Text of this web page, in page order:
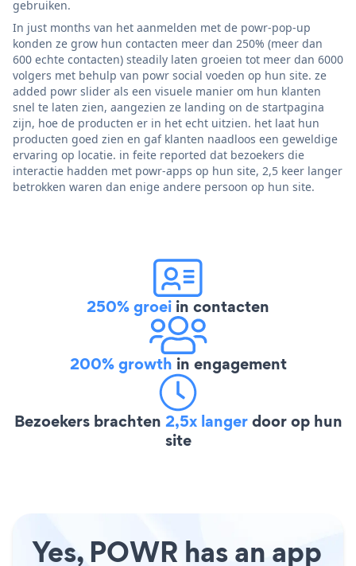
gebruiken.
In just months van het aanmelden met de powr-pop-up
konden ze grow hun contacten meer dan 250% (meer dan
600 echte contacten) steadily laten groeien tot meer dan 6000
volgers met behulp van powr social voeden op hun site. ze
added powr slider als een visuele manier om hun klanten
snel te laten zien, aangezien ze landing on de startpagina
zijn, hoe de producten er in het echt uitzien. het laat hun
producten goed zien en gaf klanten naadloos een geweldige
ervaring op locatie. in feite reported dat bezoekers die
interactie hadden met powr-apps op hun site, 2,5 keer langer
betrokken waren dan enige andere persoon op hun site.
250% groei in contacten
200% growth in engagement
Bezoekers brachten 2,5x langerdoor op hun
site
Yes, POWR has an app